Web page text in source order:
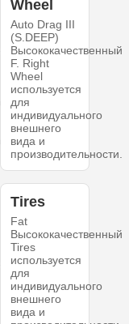
Wheel
Auto Drag III
(S.DEEP)
Высококачественный
F. Right
Wheel
используется
для
индивидуального
внешнего
вида и
производительности.
Tires
Fat
Высококачественный
Tires
используется
для
индивидуального
внешнего
вида и